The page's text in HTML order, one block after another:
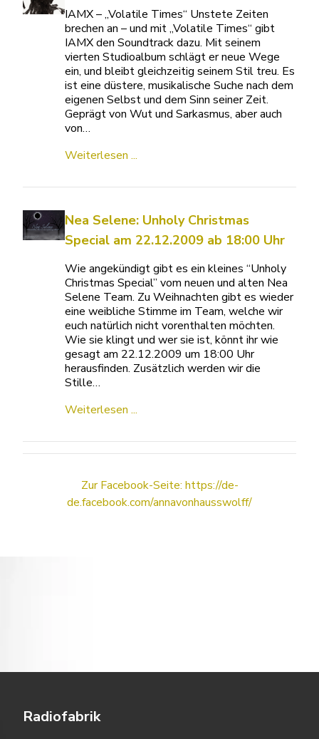
IAMX – „Volatile Times“ Unstete Zeiten
brechen an – und mit „Volatile Times“ gibt
IAMX den Soundtrack dazu. Mit seinem
vierten Studioalbum schlägt er neue Wege
ein, und bleibt gleichzeitig seinem Stil treu. Es
ist eine düstere, musikalische Suche nach dem
eigenen Selbst und dem Sinn seiner Zeit.
Geprägt von Wut und Sarkasmus, aber auch
von…
Weiterlesen ...
Nea Selene: Unholy Christmas
Special am 22.12.2009 ab 18:00 Uhr
Wie angekündigt gibt es ein kleines “Unholy
Christmas Special” vom neuen und alten Nea
Selene Team. Zu Weihnachten gibt es wieder
eine weibliche Stimme im Team, welche wir
euch natürlich nicht vorenthalten möchten.
Wie sie klingt und wer sie ist, könnt ihr wie
gesagt am 22.12.2009 um 18:00 Uhr
herausfinden. Zusätzlich werden wir die
Stille…
Weiterlesen ...
Zur Facebook-Seite: https://de-
de.facebook.com/annavonhausswolff/
Radiofabrik